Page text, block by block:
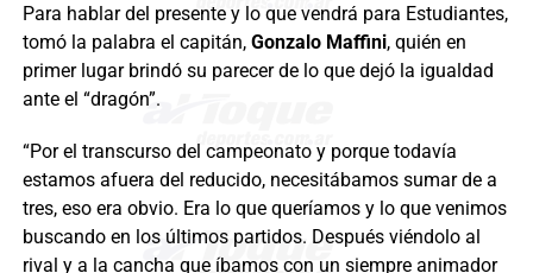
Para hablar del presente y lo que vendrá para Estudiantes,
tomó la palabra el capitán, Gonzalo Maffini, quién en
primer lugar brindó su parecer de lo que dejó la igualdad
ante el “dragón”.
“Por el transcurso del campeonato y porque todavía
estamos afuera del reducido, necesitábamos sumar de a
tres, eso era obvio. Era lo que queríamos y lo que venimos
buscando en los últimos partidos. Después viéndolo al
rival y a la cancha que íbamos con un siempre animador